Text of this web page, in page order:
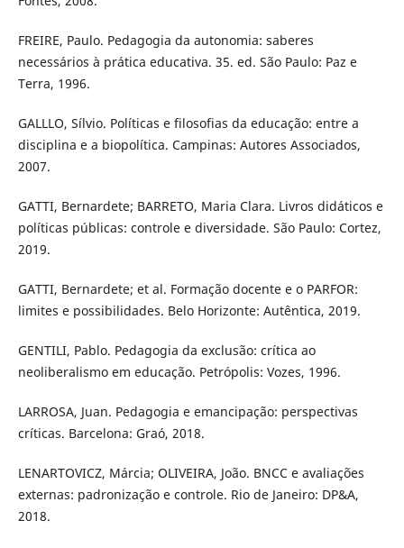
FREIRE, Paulo. Pedagogia da autonomia: saberes
necessários à prática educativa. 35. ed. São Paulo: Paz e
Terra, 1996.
GALLLO, Sílvio. Políticas e filosofias da educação: entre a
disciplina e a biopolítica. Campinas: Autores Associados,
2007.
GATTI, Bernardete; BARRETO, Maria Clara. Livros didáticos e
políticas públicas: controle e diversidade. São Paulo: Cortez,
2019.
GATTI, Bernardete; et al. Formação docente e o PARFOR:
limites e possibilidades. Belo Horizonte: Autêntica, 2019.
GENTILI, Pablo. Pedagogia da exclusão: crítica ao
neoliberalismo em educação. Petrópolis: Vozes, 1996.
LARROSA, Juan. Pedagogia e emancipação: perspectivas
críticas. Barcelona: Graó, 2018.
LENARTOVICZ, Márcia; OLIVEIRA, João. BNCC e avaliações
externas: padronização e controle. Rio de Janeiro: DP&A,
2018.